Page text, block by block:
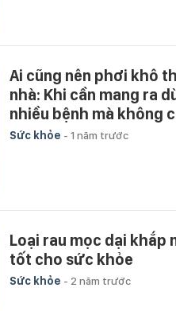
Ai cũng nên phơi khô
nhà: Khi cần mang ra
nhiều bệnh mà không
Sức khỏe - 1 năm trước
Loại rau mọc dại
tốt cho sức khỏe
Sức khỏe - 2 năm trước